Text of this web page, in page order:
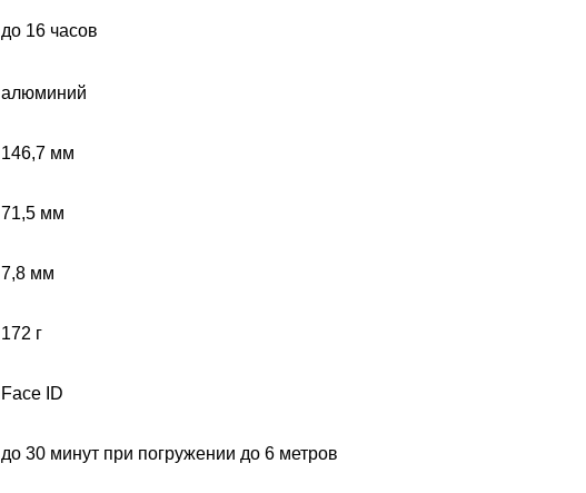
до 16 часов
алюминий
146,7 мм
71,5 мм
7,8 мм
172 г
Face ID
до 30 минут при погружении до 6 метров